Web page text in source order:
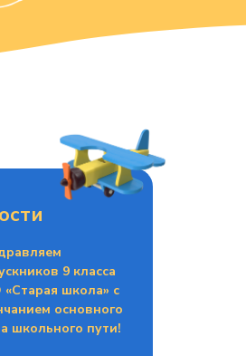
9 класса
школа» с
основного
школьного пути!